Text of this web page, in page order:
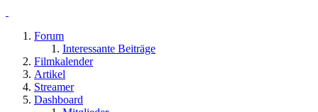
Forum
Interessante Beiträge
Filmkalender
Artikel
Streamer
Dashboard